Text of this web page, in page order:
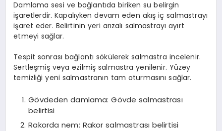
Damlama sesi ve bağlantıda biriken su belirgin
işaretlerdir. Kapalıyken devam eden akış iç salmastrayı
işaret eder. Belirtinin yeri arızalı salmastrayı ayırt
etmeyi sağlar.
Tespit sonrası bağlantı sökülerek salmastra incelenir.
Sertleşmiş veya ezilmiş salmastra yenilenir. Yüzey
temizliği yeni salmastranın tam oturmasını sağlar.
Gövdeden damlama: Gövde salmastrası
belirtisi
Rakorda nem: Rakor salmastrası belirtisi